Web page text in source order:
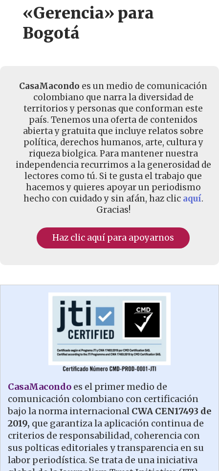
«Gerencia» para
Bogotá
CasaMacondo es un medio de comunicación
colombiano que narra la diversidad de
territorios y personas que conforman este
país. Tenemos una oferta de contenidos
abierta y gratuita que incluye relatos sobre
política, derechos humanos, arte, cultura y
riqueza biolgica. Para mantener nuestra
independencia recurrimos a la generosidad de
lectores como tú. Si te gusta el trabajo que
hacemos y quieres apoyar un periodismo
hecho con cuidado y sin afán, haz clic aquí.
Gracias!
Haz clic aquí para apoyarnos
CasaMacondo es el primer medio de
comunicación colombiano con certificación
bajo la norma internacional CWA CEN17493 de
2019, que garantiza la aplicación continua de
criterios de responsabilidad, coherencia con
sus polticas editoriales y transparencia en su
labor periodística. Se trata de una iniciativa